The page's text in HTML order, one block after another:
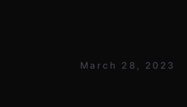
March 28, 2023